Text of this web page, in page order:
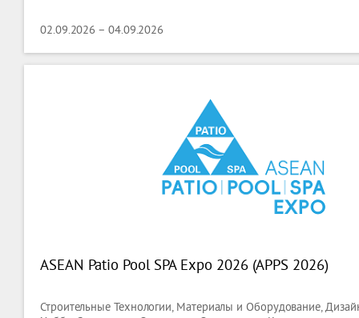
02.09.2026 – 04.09.2026
ASEAN Patio Pool SPA Expo 2026 (APPS 2026)
Строительные Технологии, Материалы и Оборудование,